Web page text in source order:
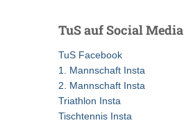
n
n
a
c
h
:
TuS auf Social Media
TuS Facebook
1. Mannschaft Insta
2. Mannschaft Insta
Triathlon Insta
Tischtennis Insta